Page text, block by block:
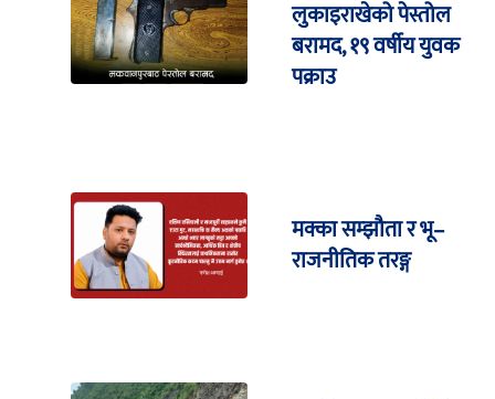
लुकाइराखेको पेस्तोल
बरामद, १९ वर्षीय युवक
पक्राउ
मक्का सम्झौता र भू–
राजनीतिक तरङ्ग